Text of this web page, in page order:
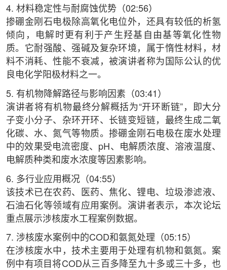
4. 材料稳定性与耐腐蚀优势（02:56）
掺硼金刚石电极除高氧化电位外，还具有较低的析氢
倾向，电解时更有利于产生羟基自由基等氧化性物
质。它耐强酸、强碱及复杂环境，属于惰性材料，材
料不消耗、性能不衰减，被演讲者称为国际公认的优
良电化学阳极材料之一。
5. 有机物降解路径与影响因素（03:41）
演讲者将有机物最终分解概括为“开环断链”，即大分
子变小分子、杂环开环、长链变短链，最终生成二氧
化碳、水、氮气等物质。掺硼金刚石电极在废水处理
中的效果受电流密度、pH、电解质浓度、溶液温度、
电解质种类和废水浓度等因素影响。
6. 多行业应用概况（04:55）
该技术已在农药、医药、焦化、锂电、垃圾渗滤液、
石油石化等领域有应用案例。演讲者表示，本次论坛
重点展示涉核废水工程案例数据。
7. 涉核废水案例中的COD和氨氮处理（05:15）
在涉核废水中，技术主要用于处理有机物和氨氮。案
例中有项目将COD从三百多降至九十多或三十多，也